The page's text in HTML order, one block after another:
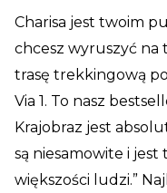
Charisa jest twoim
chcesz wyruszyć na
trasę trekkingową
Via 1. To nasz
Krajobraz jest
są niesamowite i
większości ludzi.”